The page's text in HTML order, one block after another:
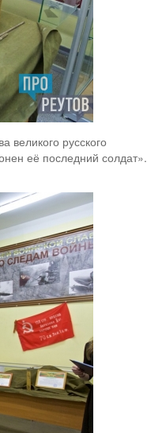
великого русского
её последний солдат».